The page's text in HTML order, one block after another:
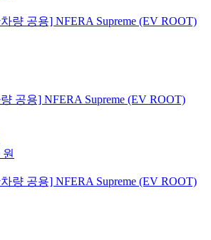
공용] NFERA Supreme (EV ROOT)
원